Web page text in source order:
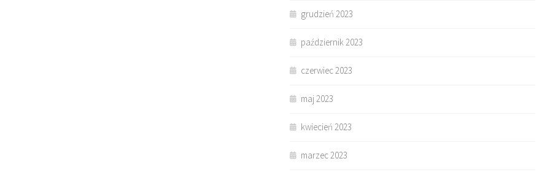
grudzień 2023
październik 2023
czerwiec 2023
maj 2023
kwiecień 2023
marzec 2023